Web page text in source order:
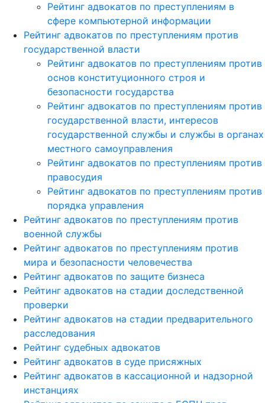
Рейтинг адвокатов по преступлениям в
сфере компьютерной информации
Рейтинг адвокатов по преступлениям против
государственной власти
Рейтинг адвокатов по преступлениям против
основ конституционного строя и
безопасности государства
Рейтинг адвокатов по преступлениям против
государственной власти, интересов
государственной службы и службы в органах
местного самоуправления
Рейтинг адвокатов по преступлениям против
правосудия
Рейтинг адвокатов по преступлениям против
порядка управления
Рейтинг адвокатов по преступлениям против
военной службы
Рейтинг адвокатов по преступлениям против
мира и безопасности человечества
Рейтинг адвокатов по защите бизнеса
Рейтинг адвокатов на стадии доследственной
проверки
Рейтинг адвокатов на стадии предварительного
расследования
Рейтинг судебных адвокатов
Рейтинг адвокатов в суде присяжных
Рейтинг адвокатов в кассационной и надзорной
инстанциях